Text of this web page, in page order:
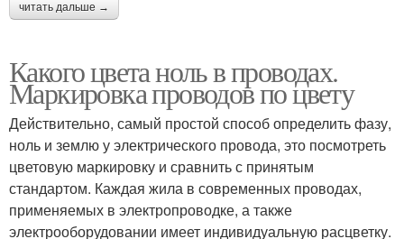
читать дальше →
Какого цвета ноль в проводах.
Маркировка проводов по цвету
Действительно, самый простой способ определить фазу,
ноль и землю у электрического провода, это посмотреть
цветовую маркировку и сравнить с принятым
стандартом. Каждая жила в современных проводах,
применяемых в электропроводке, а также
электрооборудовании имеет индивидуальную расцветку.